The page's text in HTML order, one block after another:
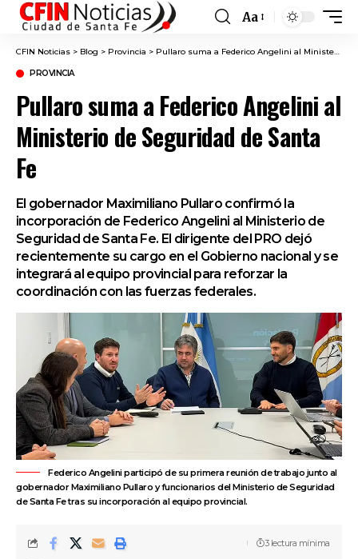
Font
Resizer
Aa
CFIN Noticias > Blog > Provincia > Pullaro suma a Federico Angelini al Ministerio de Seguridad de Santa Fe
PROVINCIA
Pullaro suma a Federico Angelini al
Ministerio de Seguridad de Santa
Fe
El gobernador Maximiliano Pullaro confirmó la
incorporación de Federico Angelini al Ministerio de
Seguridad de Santa Fe. El dirigente del PRO dejó
recientemente su cargo en el Gobierno nacional y se
integrará al equipo provincial para reforzar la
coordinación con las fuerzas federales.
Federico Angelini participó de su primera reunión de trabajo junto al
gobernador Maximiliano Pullaro y funcionarios del Ministerio de Seguridad
de Santa Fe tras su incorporación al equipo provincial.
3 lectura mínima